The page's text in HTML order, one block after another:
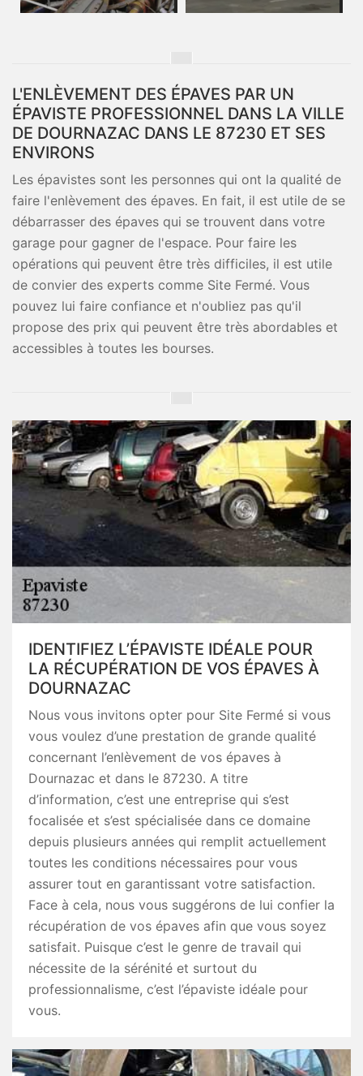
L'ENLÈVEMENT DES ÉPAVES PAR UN
ÉPAVISTE PROFESSIONNEL DANS LA VILLE
DE DOURNAZAC DANS LE 87230 ET SES
ENVIRONS
Les épavistes sont les personnes qui ont la qualité de
faire l'enlèvement des épaves. En fait, il est utile de se
débarrasser des épaves qui se trouvent dans votre
garage pour gagner de l'espace. Pour faire les
opérations qui peuvent être très difficiles, il est utile
de convier des experts comme Site Fermé. Vous
pouvez lui faire confiance et n'oubliez pas qu'il
propose des prix qui peuvent être très abordables et
accessibles à toutes les bourses.
IDENTIFIEZ L’ÉPAVISTE IDÉALE POUR
LA RÉCUPÉRATION DE VOS ÉPAVES À
DOURNAZAC
Nous vous invitons opter pour Site Fermé si vous
vous voulez d’une prestation de grande qualité
concernant l’enlèvement de vos épaves à
Dournazac et dans le 87230. A titre
d’information, c’est une entreprise qui s’est
focalisée et s’est spécialisée dans ce domaine
depuis plusieurs années qui remplit actuellement
toutes les conditions nécessaires pour vous
assurer tout en garantissant votre satisfaction.
Face à cela, nous vous suggérons de lui confier la
récupération de vos épaves afin que vous soyez
satisfait. Puisque c’est le genre de travail qui
nécessite de la sérénité et surtout du
professionnalisme, c’est l’épaviste idéale pour
vous.